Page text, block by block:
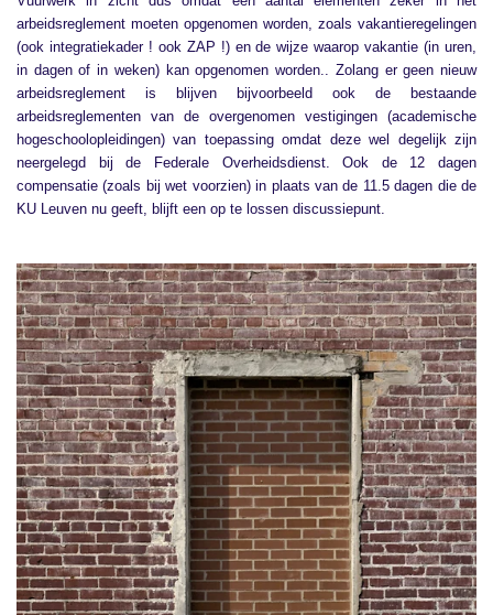
arbeidsreglement moeten opgenomen worden, zoals vakantieregelingen
(ook integratiekader ! ook ZAP !) en de wijze waarop vakantie (in uren,
in dagen of in weken) kan opgenomen worden.. Zolang er geen nieuw
arbeidsreglement is blijven bijvoorbeeld ook de bestaande
arbeidsreglementen van de overgenomen vestigingen (academische
hogeschoolopleidingen) van toepassing omdat deze wel degelijk zijn
neergelegd bij de Federale Overheidsdienst. Ook de 12 dagen
compensatie (zoals bij wet voorzien) in plaats van de 11.5 dagen die de
KU Leuven nu geeft, blijft een op te lossen discussiepunt.